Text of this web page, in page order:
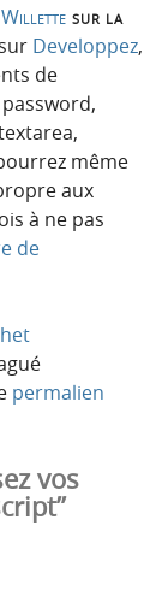
Willette sur la
Developpez,
de
même
aux
à ne pas
de
permalien
vos